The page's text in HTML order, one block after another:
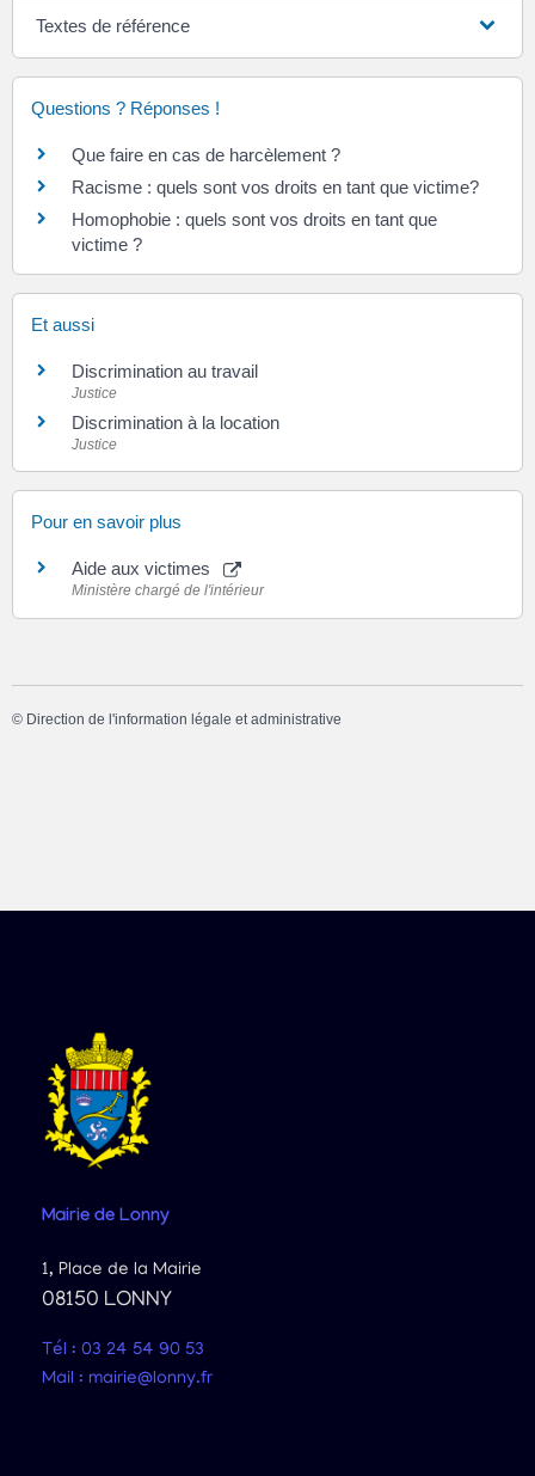
Textes de référence
Questions ? Réponses !
Que faire en cas de harcèlement ?
Racisme : quels sont vos droits en tant que victime?
Homophobie : quels sont vos droits en tant que
victime ?
Et aussi
Discrimination au travail
Justice
Discrimination à la location
Justice
Pour en savoir plus
Aide aux victimes
Ministère chargé de l'intérieur
© Direction de l'information légale et administrative
Mairie de Lonny
1, Place de la Mairie
08150 LONNY
Tél : 03 24 54 90 53
Mail : mairie@lonny.fr